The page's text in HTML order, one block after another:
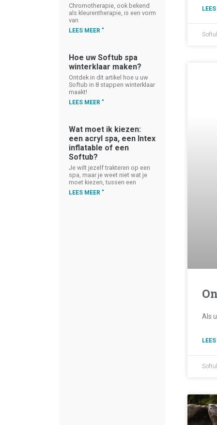
Chromotherapie, ook bekend
als kleurentherapie, is een vorm
van
LEES MEER "
Hoe uw Softub spa
winterklaar maken?
Ontdek in dit artikel hoe u uw
Softub in 8 stappen winterklaar
maakt!
LEES MEER "
Wat moet ik kiezen:
een acryl spa, een Intex
inflatable of een
Softub?
Je wilt jezelf trakteren op een
spa, maar je weet niet wat je
moet kiezen, tussen een
LEES MEER "
Als